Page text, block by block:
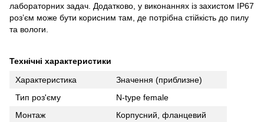
лабораторних задач. Додатково, у виконаннях із захистом IP67
роз’єм може бути корисним там, де потрібна стійкість до пилу
та вологи.
Технічні характеристики
Характеристика
Значення (приблизне)
Тип роз'єму
N-type female
Монтаж
Корпусний, фланцевий